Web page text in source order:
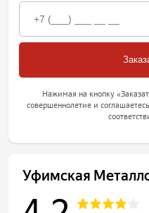
Нажимая на кнопку
совершеннолетие и